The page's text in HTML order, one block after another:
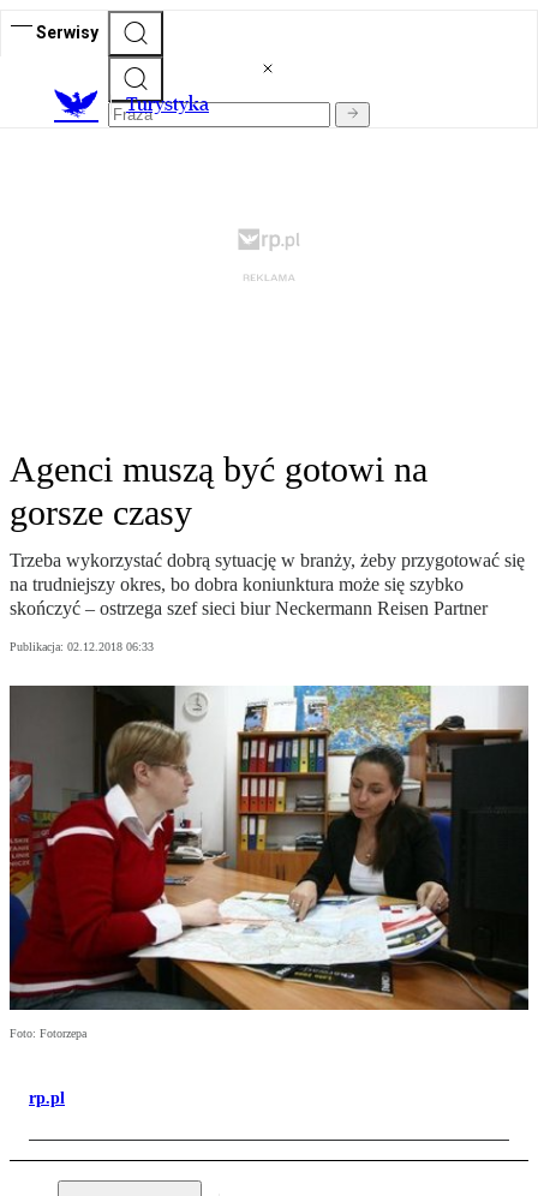
Serwisy
Turystyka
Agenci muszą być gotowi na
gorsze czasy
Trzeba wykorzystać dobrą sytuację w branży, żeby przygotować się
na trudniejszy okres, bo dobra koniunktura może się szybko
skończyć – ostrzega szef sieci biur Neckermann Reisen Partner
Publikacja: 02.12.2018 06:33
Foto: Fotorzepa
rp.pl